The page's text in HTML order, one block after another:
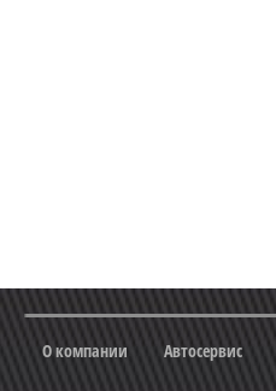
О компании Автосервис